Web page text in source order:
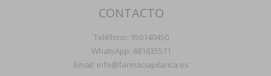
CONTACTO
Teléfono: 950140450
WhatsApp: 681635571
Email: info@farmaciapilarica.es